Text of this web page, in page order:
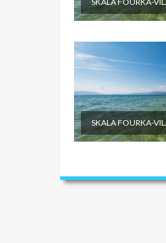
SKALA FOURKA-